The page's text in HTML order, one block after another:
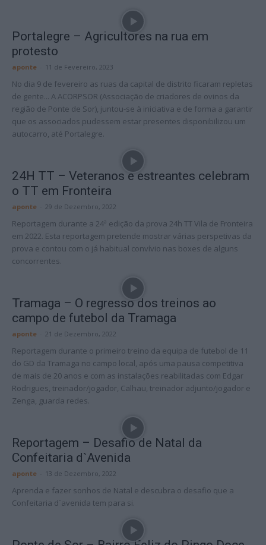
Portalegre – Agricultores na rua em
protesto
aponte 11 de Fevereiro, 2023
No dia 9 de fevereiro as ruas da capital de distrito ficaram repletas
de gente... A ACORPSOR (Associação de criadores de ovinos da
região de Ponte de Sor), juntou-se à iniciativa e de forma a garantir
que os associados pudessem estar presentes disponibilizou um
autocarro, até Portalegre.
24H TT – Veteranos e estreantes celebram
o TT em Fronteira
aponte 29 de Dezembro, 2022
Reportagem durante a 24ª edição da prova 24h TT Vila de Fronteira
em 2022. Esta reportagem pretende mostrar várias perspetivas da
prova e contou com o já habitual convívio nas boxes de alguns
concorrentes.
Tramaga – O regresso dos treinos ao
campo de futebol da Tramaga
aponte 21 de Dezembro, 2022
Reportagem durante o primeiro treino da equipa de futebol de 11
do GD da Tramaga no campo local, após uma pausa competitiva
de mais de 20 anos e com as instalações reabilitadas com Edgar
Rodrigues, treinador/jogador, Calhau, treinador adjunto/jogador e
Zenga, guarda redes.
Reportagem – Desafio de Natal da
Confeitaria d`Avenida
aponte 13 de Dezembro, 2022
Aprenda e fazer sonhos de Natal e descubra o desafio que a
Confeitaria d`avenida tem para si.